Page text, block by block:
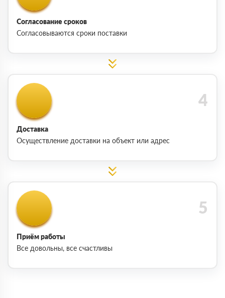
Согласование сроков
Согласовываются сроки поставки
Доставка
Осуществление доставки на объект или адрес
Приём работы
Все довольны, все счастливы